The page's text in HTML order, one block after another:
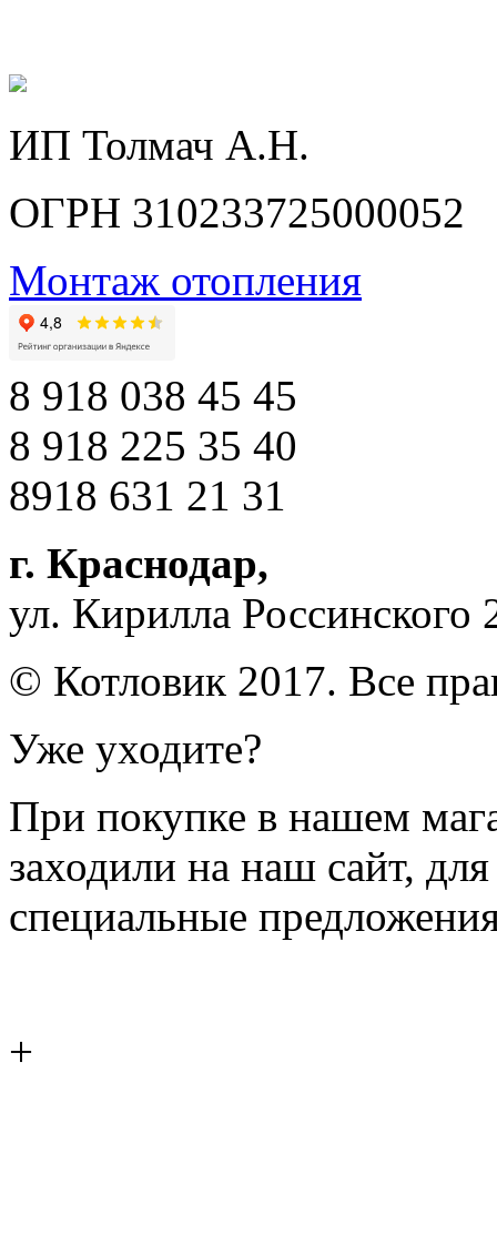
ИП Толмач А.Н.
ОГРН 310233725000052
Монтаж отопления
8 918 038 45 45
8 918 225 35 40
8918 631 21 31
г. Краснодар,
ул. Кирилла Россинского
© Котловик 2017. Все
Уже уходите?
При покупке в нашем
заходили на наш сайт,
специальные
+